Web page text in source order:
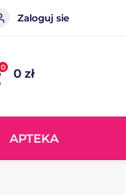
Zaloguj sie
0 0 zł
APTEKA